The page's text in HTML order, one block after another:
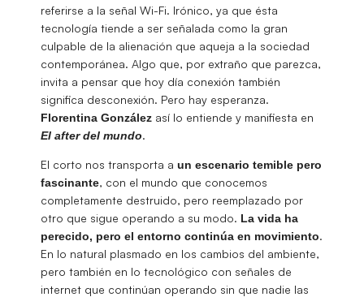
referirse a la señal Wi-Fi. Irónico, ya que ésta
tecnología tiende a ser señalada como la gran
culpable de la alienación que aqueja a la sociedad
contemporánea. Algo que, por extraño que parezca,
invita a pensar que hoy día conexión también
significa desconexión. Pero hay esperanza.
Florentina González así lo entiende y manifiesta en
El after del mundo.
El corto nos transporta a un escenario temible pero
fascinante, con el mundo que conocemos
completamente destruido, pero reemplazado por
otro que sigue operando a su modo. La vida ha
perecido, pero el entorno continúa en movimiento.
En lo natural plasmado en los cambios del ambiente,
pero también en lo tecnológico con señales de
internet que continúan operando sin que nadie las